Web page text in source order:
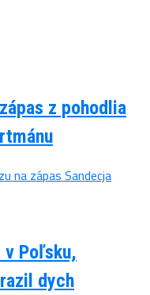
z pohodlia
v Poľsku,
dych